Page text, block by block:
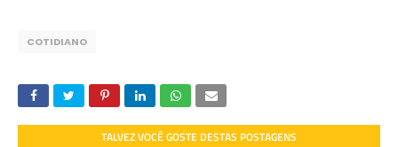
COTIDIANO
TALVEZ VOCÊ GOSTE DESTAS POSTAGENS